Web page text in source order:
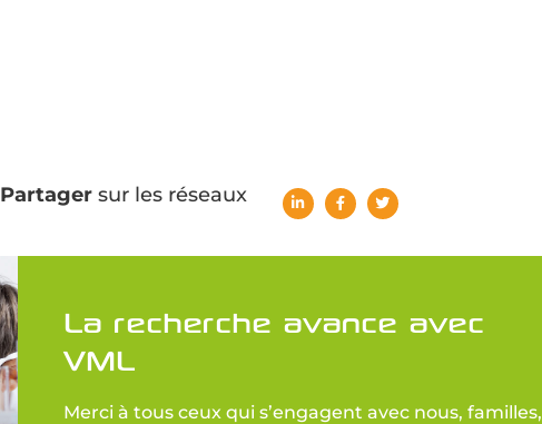
Partagersur les réseaux
La recherche avance avec
VML
Merci à tous ceux qui s’engagent avec nous, familles,